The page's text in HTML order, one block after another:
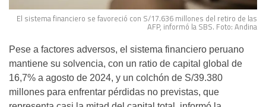
El sistema financiero se favoreció con S/17.636 millones del retiro de las
AFP, informó la SBS. Foto: Andina
Pese a factores adversos, el sistema financiero peruano
mantiene su solvencia, con un ratio de capital global de
16,7% a agosto de 2024, y un colchón de S/39.380
millones para enfrentar pérdidas no previstas, que